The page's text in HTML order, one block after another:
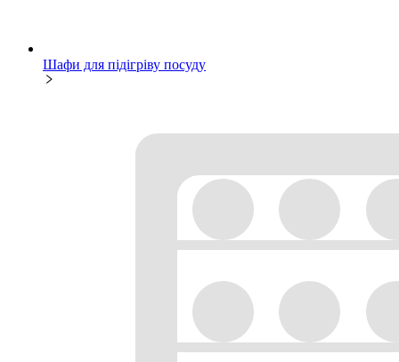
Шафи для підігріву посуду